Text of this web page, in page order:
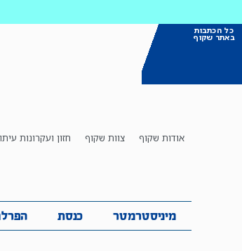
כל הכתבות
באתר שקוף
אודות שקוף צוות שקוף חזון ועקרונות
מיניסטרמטר כנסת
מיניסטרמטר כנסת